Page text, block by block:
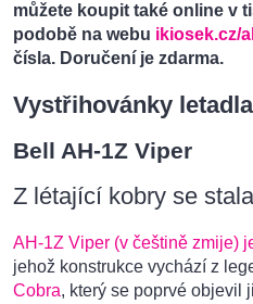
můžete koupit také online v
podobě na webu ikiosek.cz/
čísla. Doručení je zdarma.
Vystřihovánky letadla
Bell AH-1Z Viper
Z létající kobry se
AH-1Z Viper (v češtině zmije)
jehož konstrukce vychází z
Cobra, který se poprvé objevil